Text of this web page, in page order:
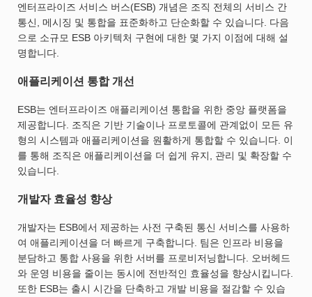
엔터프라이즈 서비스 버스(ESB) 개념은 조직 전체의 서비스 간
통신, 메시징 및 통합을 표준화하고 단순화할 수 있습니다. 다음
으로 소규모 ESB 아키텍처 구현에 대한 몇 가지 이점에 대해 설
명합니다.
애플리케이션 통합 개선
ESB는 엔터프라이즈 애플리케이션 통합을 위한 중앙 플랫폼을
제공합니다. 조직은 기반 기술이나 프로토콜에 관계없이 모든 유
형의 시스템과 애플리케이션을 원활하게 통합할 수 있습니다. 이
를 통해 조직은 애플리케이션을 더 쉽게 유지, 관리 및 확장할 수
있습니다.
개발자 효율성 향상
개발자는 ESB에서 제공하는 사전 구축된 통신 서비스를 사용하
여 애플리케이션을 더 빠르게 구축합니다. 팀은 인프라 비용을
분담하고 통합 사용을 위한 서버를 프로비저닝합니다. 오버헤드
와 운영 비용을 줄이는 동시에 전반적인 효율성을 향상시킵니다.
또한 ESB는 출시 시간을 단축하고 개발 비용을 절감할 수 있습